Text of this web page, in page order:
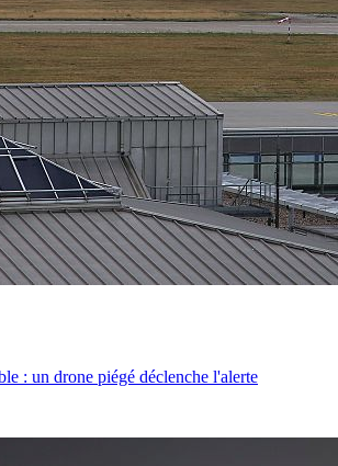
: un drone piégé déclenche l'alerte